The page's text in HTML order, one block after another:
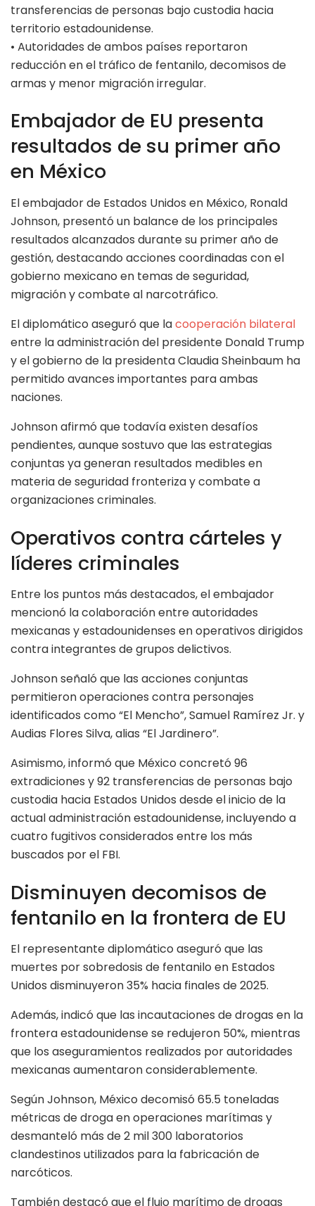
transferencias de personas bajo custodia hacia
territorio estadounidense.
• Autoridades de ambos países reportaron
reducción en el tráfico de fentanilo, decomisos de
armas y menor migración irregular.
Embajador de EU presenta
resultados de su primer año
en México
El embajador de Estados Unidos en México, Ronald
Johnson, presentó un balance de los principales
resultados alcanzados durante su primer año de
gestión, destacando acciones coordinadas con el
gobierno mexicano en temas de seguridad,
migración y combate al narcotráfico.
El diplomático aseguró que lacooperación bilateral
entre la administración del presidente Donald Trump
y el gobierno de la presidenta Claudia Sheinbaum ha
permitido avances importantes para ambas
naciones.
Johnson afirmó que todavía existen desafíos
pendientes, aunque sostuvo que las estrategias
conjuntas ya generan resultados medibles en
materia de seguridad fronteriza y combate a
organizaciones criminales.
Operativos contra cárteles y
líderes criminales
Entre los puntos más destacados, el embajador
mencionó la colaboración entre autoridades
mexicanas y estadounidenses en operativos dirigidos
contra integrantes de grupos delictivos.
Johnson señaló que las acciones conjuntas
permitieron operaciones contra personajes
identificados como “El Mencho”, Samuel Ramírez Jr. y
Audias Flores Silva, alias “El Jardinero”.
Asimismo, informó que México concretó 96
extradiciones y 92 transferencias de personas bajo
custodia hacia Estados Unidos desde el inicio de la
actual administración estadounidense, incluyendo a
cuatro fugitivos considerados entre los más
buscados por el FBI.
Disminuyen decomisos de
fentanilo en la frontera de EU
El representante diplomático aseguró que las
muertes por sobredosis de fentanilo en Estados
Unidos disminuyeron 35% hacia finales de 2025.
Además, indicó que las incautaciones de drogas en la
frontera estadounidense se redujeron 50%, mientras
que los aseguramientos realizados por autoridades
mexicanas aumentaron considerablemente.
Según Johnson, México decomisó 65.5 toneladas
métricas de droga en operaciones marítimas y
desmanteló más de 2 mil 300 laboratorios
clandestinos utilizados para la fabricación de
narcóticos.
También destacó que el flujo marítimo de drogas